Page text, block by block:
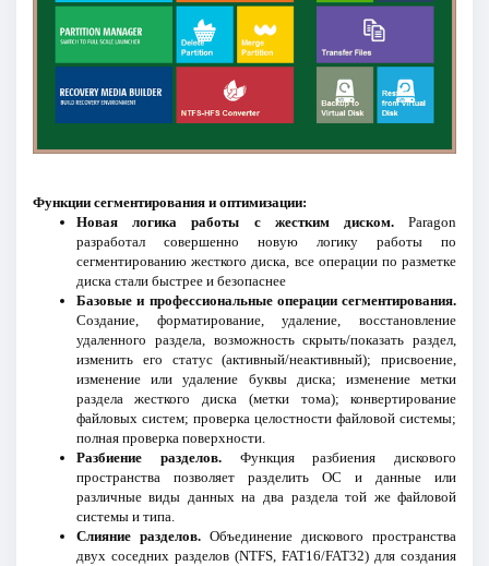
Функции сегментирования и оптимизации:
Новая логика работы с жестким диском.Paragon
разработал совершенно новую логику работы по
сегментированию жесткого диска, все операции по разметке
диска стали быстрее и безопаснее
Базовые и профессиональные операции сегментирования.
Создание, форматирование, удаление, восстановление
удаленного раздела, возможность скрыть/показать раздел,
изменить его статус (активный/неактивный); присвоение,
изменение или удаление буквы диска; изменение метки
раздела жесткого диска (метки тома); конвертирование
файловых систем; проверка целостности файловой системы;
полная проверка поверхности.
Разбиение разделов.Функция разбиения дискового
пространства позволяет разделить ОС и данные или
различные виды данных на два раздела той же файловой
системы и типа.
Слияние разделов.Объединение дискового пространства
двух соседних разделов (NTFS, FAT16/FAT32) для создания